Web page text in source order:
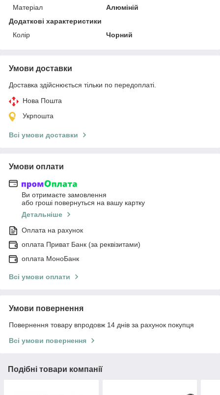
Матеріал
Алюміній
Додаткові характеристики
Колір
Чорний
Умови доставки
Доставка здійснюється тільки по передоплаті.
Нова Пошта
Укрпошта
Всі умови доставки
Умови оплати
Ви отримаєте замовлення
або гроші повернуться на вашу картку
Детальніше
Оплата на рахунок
оплата Приват Банк (за реквізитами)
оплата МоноБанк
Всі умови оплати
Умови повернення
Повернення товару впродовж 14 днів за рахунок покупця
Всі умови повернення
Подібні товари компанії